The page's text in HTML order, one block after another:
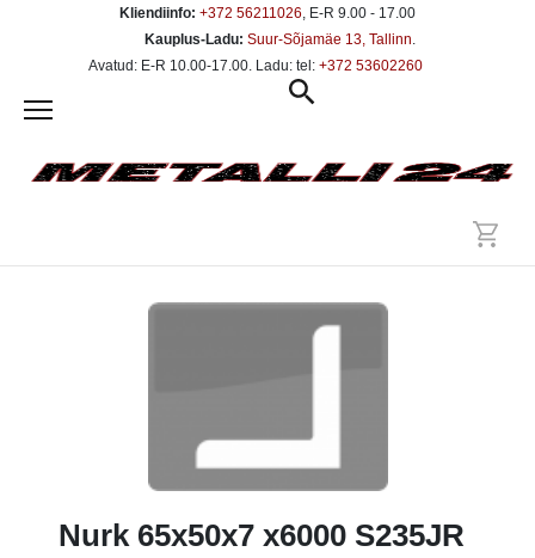
Kliendiinfo: +372 56211026, E-R 9.00 - 17.00
Kauplus-Ladu: Suur-Sõjamäe 13, Tallinn.
Avatud: E-R 10.00-17.00. Ladu: tel: +372 53602260
Nurk 65x50x7 x6000 S235JR